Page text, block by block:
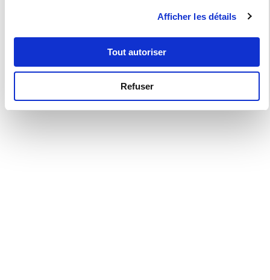
Afficher les détails
Tout autoriser
Refuser